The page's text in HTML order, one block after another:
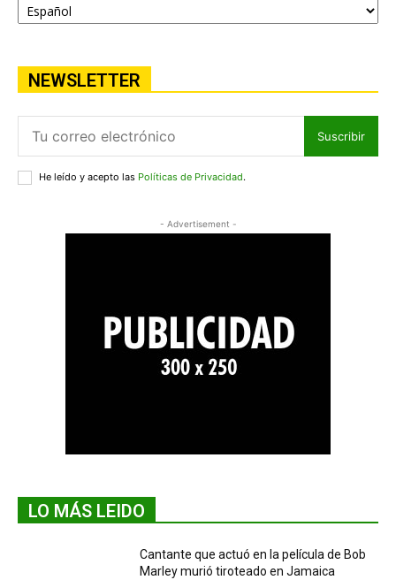
NEWSLETTER
Suscribir
He leído y acepto las Políticas de Privacidad.
- Advertisement -
LO MÁS LEIDO
Cantante que actuó en la película de Bob
Marley murió tiroteado en Jamaica